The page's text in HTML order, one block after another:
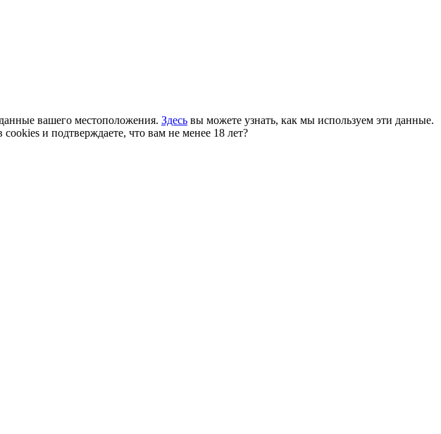
вашего местоположения. Здесь вы можете узнать, как мы используем эти данные.
и подтверждаете, что вам не менее 18 лет?